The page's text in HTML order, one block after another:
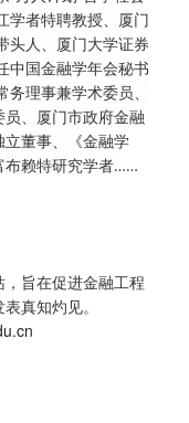
学者特聘教授、厦门
头人、厦门大学证券
中国金融学年会秘书
理事兼学术委员、
、厦门市政府金融
董事、《金融学
布赖特研究学者……
旨在促进金融工程
真知灼见。